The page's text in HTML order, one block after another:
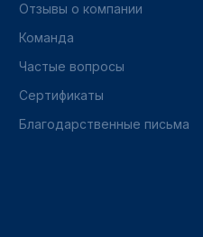
Отзывы о компании
Команда
Частые вопросы
Сертификаты
Благодарственные письма